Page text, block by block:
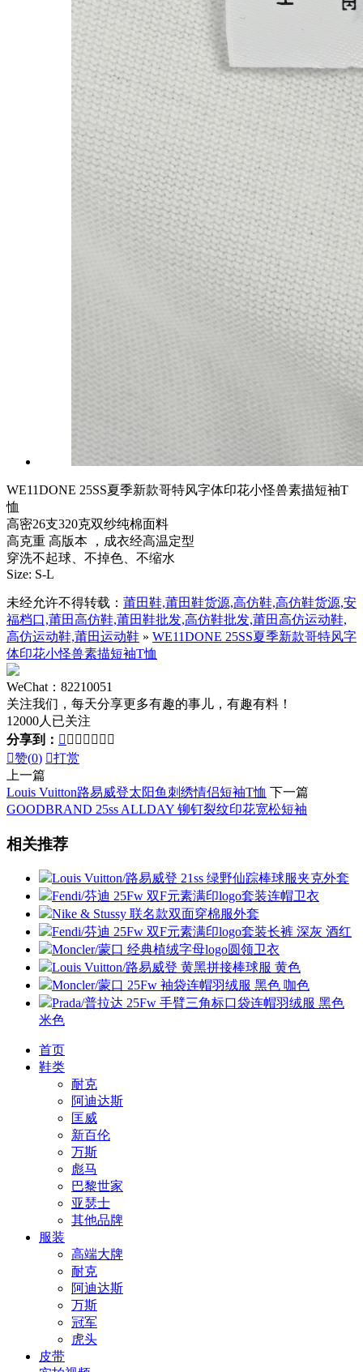
WE11DONE 25SS夏季新款哥特风字体印花小怪兽素描短袖T
恤
高密26支320克双纱纯棉面料
高克重 高版本 ，成衣经高温定型
穿洗不起球、不掉色、不缩水
Size: S-L
未经允许不得转载： 莆田鞋,莆田鞋货源,高仿鞋,高仿鞋货源,安
福档口,莆田高仿鞋,莆田鞋批发,高仿鞋批发,莆田高仿运动鞋,
高仿运动鞋,莆田运动鞋 » WE11DONE 25SS夏季新款哥特风字
体印花小怪兽素描短袖T恤
WeChat：82210051
关注我们，每天分享更多有趣的事儿，有趣有料！
12000人已关注
分享到：       
赞(0) 打赏
上一篇
Louis Vuitton路易威登太阳鱼刺绣情侣短袖T恤 下一篇
GOODBRAND 25ss ALLDAY 铆钉裂纹印花宽松短袖
相关推荐
Louis Vuitton/路易威登 21ss 绿野仙踪棒球服夹克外套
Fendi/芬迪 25Fw 双F元素满印logo套装连帽卫衣
Nike & Stussy 联名款双面穿棉服外套
Fendi/芬迪 25Fw 双F元素满印logo套装长裤 深灰 酒红
Moncler/蒙口 经典植绒字母logo圆领卫衣
Louis Vuitton/路易威登 黄黑拼接棒球服 黄色
Moncler/蒙口 25Fw 袖袋连帽羽绒服 黑色 咖色
Prada/普拉达 25Fw 手臂三角标口袋连帽羽绒服 黑色
米色
首页
鞋类
耐克
阿迪达斯
匡威
新百伦
万斯
彪马
巴黎世家
亚瑟士
其他品牌
服装
高端大牌
耐克
阿迪达斯
万斯
冠军
虎头
皮带